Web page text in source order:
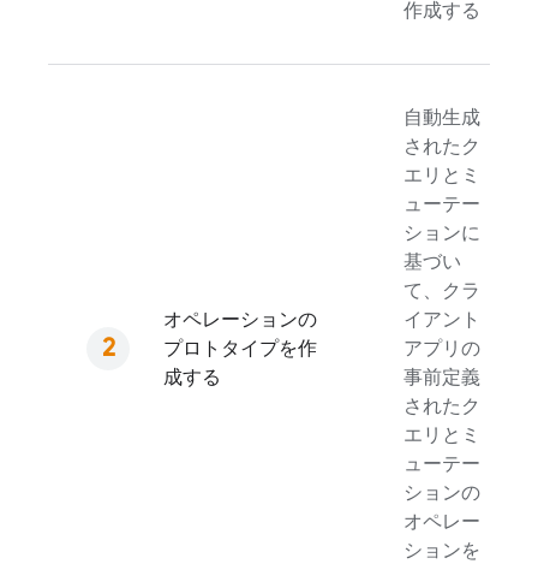
作成する
オペレーションの
プロトタイプを作
成する
自動生成
されたク
エリとミ
ューテー
ションに
基づい
て、クラ
イアント
アプリの
事前定義
されたク
エリとミ
ューテー
ションの
オペレー
ションを